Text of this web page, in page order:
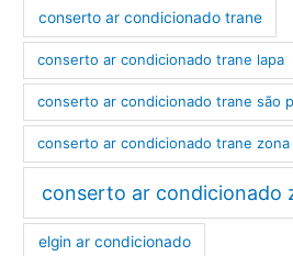
conserto ar condicionado trane
conserto ar condicionado trane lapa
conserto ar condicionado trane são
conserto ar condicionado trane zona
conserto ar condicionado
elgin ar condicionado